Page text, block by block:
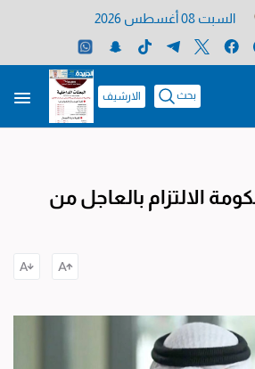
السبت 08 أغسطس 2026
بحث الارشيف
الالتزام بالعاجل من